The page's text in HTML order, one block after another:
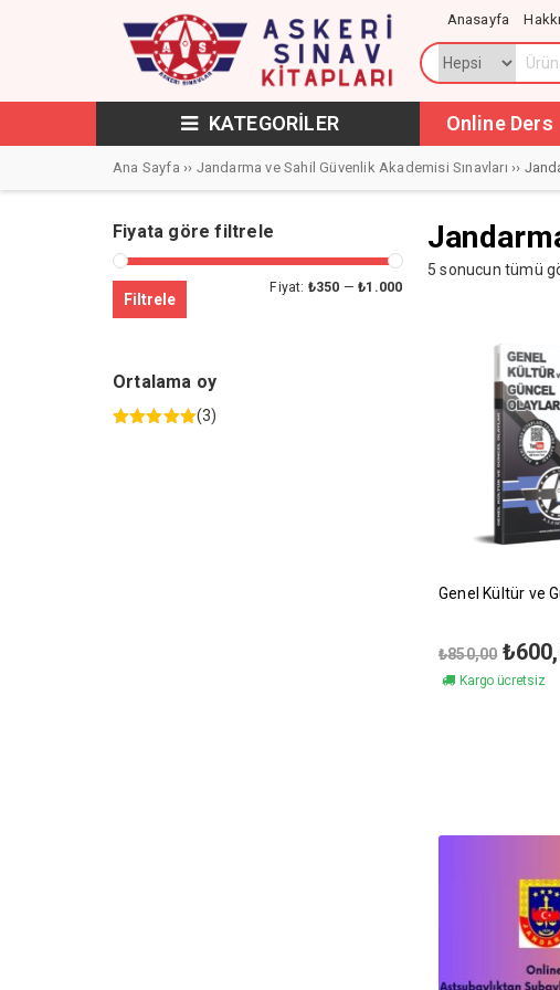
Anasayfa
KATEGORİLER Online Ders
Ana Sayfa ›› Jandarma ve Sahil Güvenlik Akademisi Sınavları ››
Fiyata göre filtrele
En
En
Filtrele
Fiyat: ₺350 —₺1.000
Ortalama oy
(3)
5 sonucun tümü
Genel Kültür ve
₺850,00
fiyat:
₺
Kargo ücretsiz